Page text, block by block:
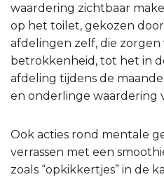
waardering zichtbaar
op het toilet, gekozen
afdelingen zelf, die
betrokkenheid, tot het in
afdeling tijdens de
en onderlinge waardering
Ook acties rond mentale
verrassen met een
zoals “opkikkertjes” in de